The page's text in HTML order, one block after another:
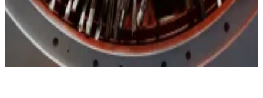
trabajo terminado
Rotor completo de turbogenerador sobre bases en la nave
del taller TEMISA
Cabezales nuevos durante el rebobinado del estator de un